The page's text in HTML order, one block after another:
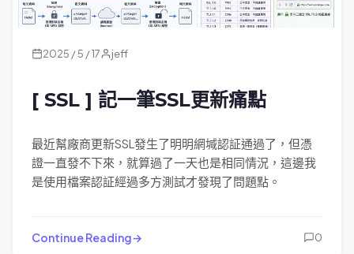
2025 / 5 / 17 jeff
[ SSL ] 記一筆SSL更新痛點
最近幫廠商更新SSL發生了明明網堿認証通過了，但憑
證一直發不下來，就算過了一天也是相同情況，這邊我
是使用檔案認証經過多方測試才發現了問題點。
Continue Reading 0